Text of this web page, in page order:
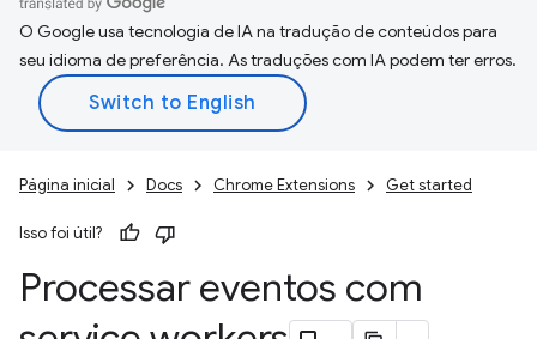
O Google usa tecnologia de IA na tradução de conteúdos para
seu idioma de preferência. As traduções com IA podem ter erros.
Página inicial Docs Chrome Extensions Get started
Isso foi útil?
Processar eventos com